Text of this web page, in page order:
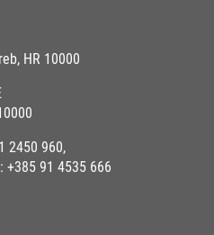
HR 10000
2450 960,
+385 91 4535 666